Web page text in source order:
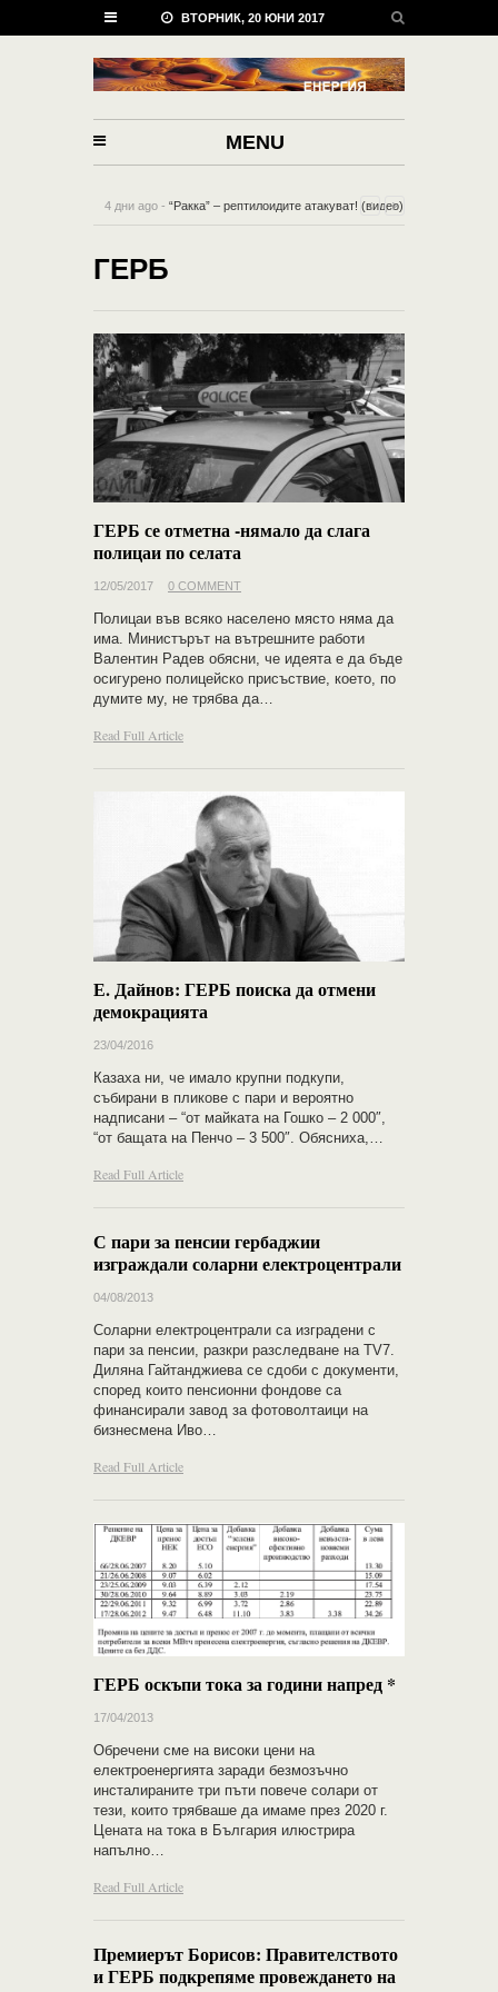
ВТОРНИК, 20 ЮНИ 2017
MENU
4 дни ago - “Ракка” – рептилоидите атакуват! (видео)
ГЕРБ
ГЕРБ се отметна -нямало да слага
полицаи по селата
12/05/2017 0 COMMENT
Полицаи във всяко населено място няма да
има. Министърът на вътрешните работи
Валентин Радев обясни, че идеята е да бъде
осигурено полицейско присъствие, което, по
думите му, не трябва да…
Read Full Article
Е. Дайнов: ГЕРБ поиска да отмени
демокрацията
23/04/2016
Казаха ни, че имало крупни подкупи,
събирани в пликове с пари и вероятно
надписани – “от майката на Гошко – 2 000″,
“от бащата на Пенчо – 3 500″. Обясниха,…
Read Full Article
С пари за пенсии гербаджии
изграждали соларни електроцентрали
04/08/2013
Соларни електроцентрали са изградени с
пари за пенсии, разкри разследване на TV7.
Диляна Гайтанджиева се сдоби с документи,
според които пенсионни фондове са
финансирали завод за фотоволтаици на
бизнесмена Иво…
Read Full Article
ГЕРБ оскъпи тока за години напред *
17/04/2013
Обречени сме на високи цени на
електроенергията заради безмозъчно
инсталираните три пъти повече солари от
тези, които трябваше да имаме през 2020 г.
Цената на тока в България илюстрира
напълно…
Read Full Article
Премиерът Борисов: Правителството
и ГЕРБ подкрепяме провеждането на